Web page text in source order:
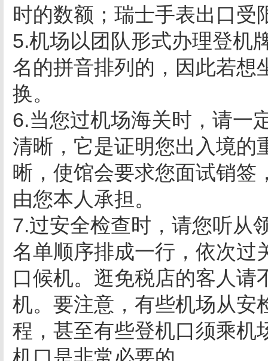
时的数额；瑞士手表出口受
5.机场以团队形式办理登机
名的拼音排列的，因此若想
换。
6.当您过机场海关时，请一
清晰，它是证明您出入境的
晰，使馆会要求您面试销签
由您本人承担。
7.过安全检查时，请您听从
名单顺序排成一行，依次过
口候机。逛免税店的客人请
机。要注意，有些机场从安
程，甚至有些登机口须乘机